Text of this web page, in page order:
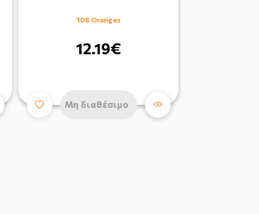
108 Oranges
12.19€
Μη διαθέσιμο